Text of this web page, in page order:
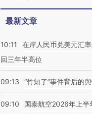
最新文章
10:11
在岸人民币兑美元汇
回三年半高位
09:13 “竹知了”事件背后的
09:10
国泰航空2026年上半